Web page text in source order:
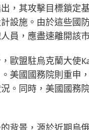
，其攻擊目標鎖定
設施。由於這些國
員，應盡速離開該
歐盟駐烏克蘭大使
。美國國務院則重
。同時，美國國務
背景，源於近期烏